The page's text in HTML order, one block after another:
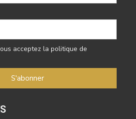
acceptez la politique de